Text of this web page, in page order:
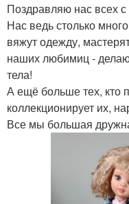
Поздравляю нас всех
Нас ведь столько
вяжут одежду,
наших любимиц -
тела!
А ещё больше тех, кто
коллекционирует их,
Все мы большая